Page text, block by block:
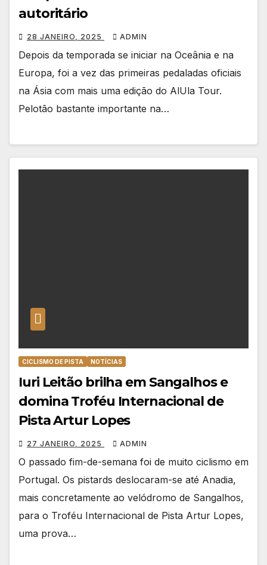
autoritário
28 JANEIRO, 2025 ADMIN
Depois da temporada se iniciar na Oceânia e na
Europa, foi a vez das primeiras pedaladas oficiais
na Ásia com mais uma edição do AlUla Tour.
Pelotão bastante importante na…
CICLISMO DE PISTA NOTÍCIAS
Iuri Leitão brilha em Sangalhos e
domina Troféu Internacional de
Pista Artur Lopes
27 JANEIRO, 2025 ADMIN
O passado fim-de-semana foi de muito ciclismo em
Portugal. Os pistards deslocaram-se até Anadia,
mais concretamente ao velódromo de Sangalhos,
para o Troféu Internacional de Pista Artur Lopes,
uma prova…